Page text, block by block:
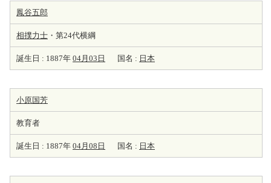
鳳谷五郎
相撲力士 ・第24代横綱
誕生日 : 1887年 04月03日 国名 : 日本
小原国芳
教育者
誕生日 : 1887年 04月08日 国名 : 日本